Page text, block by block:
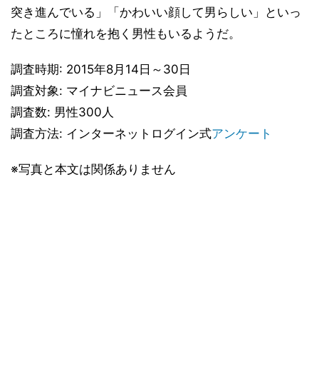
突き進んでいる」「かわいい顔して男らしい」といっ
たところに憧れを抱く男性もいるようだ。
調査時期: 2015年8月14日～30日
調査対象: マイナビニュース会員
調査数: 男性300人
調査方法: インターネットログイン式アンケート
※写真と本文は関係ありません